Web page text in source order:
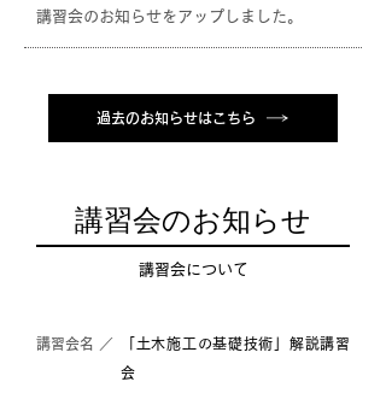
講習会のお知らせをアップしました。
講習会のお知らせをアップしました。
過去のお知らせはこちら
講習会のお知らせ
講習会について
講習会名 ／
「土木施工の基礎技術」解説講習
会